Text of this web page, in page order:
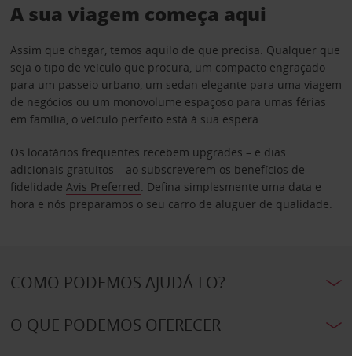
A sua viagem começa aqui
Assim que chegar, temos aquilo de que precisa. Qualquer que
seja o tipo de veículo que procura, um compacto engraçado
para um passeio urbano, um sedan elegante para uma viagem
de negócios ou um monovolume espaçoso para umas férias
em família, o veículo perfeito está à sua espera.
Os locatários frequentes recebem upgrades – e dias
adicionais gratuitos – ao subscreverem os benefícios de
fidelidade Avis Preferred. Defina simplesmente uma data e
hora e nós preparamos o seu carro de aluguer de qualidade.
COMO PODEMOS AJUDÁ-LO?
O QUE PODEMOS OFERECER